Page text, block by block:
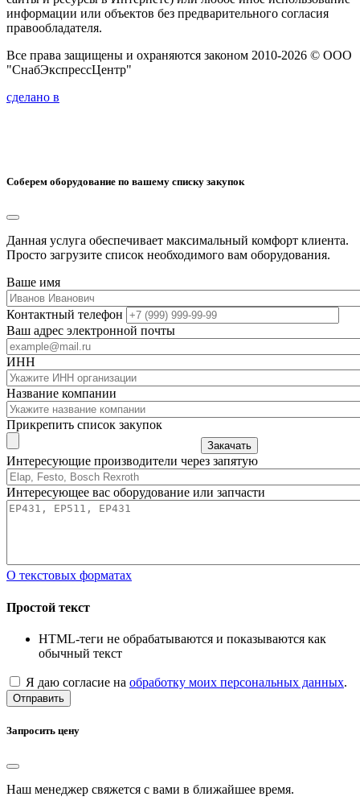
информации или объектов без предварительного согласия
правообладателя.
Все права защищены и охраняются законом 2010-2026 © ООО
"СнабЭкспрессЦентр"
сделано в
Соберем оборудование по вашему списку закупок
Данная услуга обеспечивает максимальный комфорт клиента.
Просто загрузите список необходимого вам оборудования.
Ваше имя
Контактный телефон
Ваш адрес электронной почты
ИНН
Название компании
Прикрепить список закупок
Закачать
Интересующие производители через запятую
Интересующее вас оборудование или запчасти
О текстовых форматах
Простой текст
HTML-теги не обрабатываются и показываются как
обычный текст
Я даю согласие на обработку моих персональных данных.
Отправить
Запросить цену
Наш менеджер свяжется с вами в ближайшее время.